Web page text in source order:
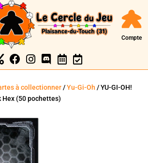
Compte
à collectionner/Yu-Gi-Oh / YU-GI-OH!
Hex (50 pochettes)